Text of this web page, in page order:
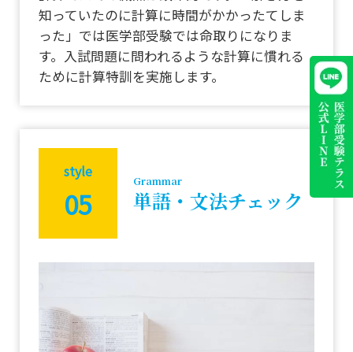
知っていたのに計算に時間がかかったてしま
った」では医学部受験では命取りになりま
す。入試問題に問われるような計算に慣れる
ために計算特訓を実施します。
style
05
Grammar
単語・文法チェック